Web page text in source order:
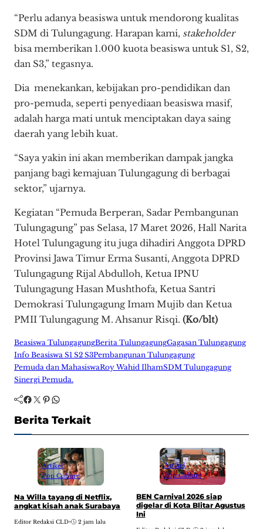
“Perlu adanya beasiswa untuk mendorong kualitas
SDM di Tulungagung. Harapan kami, stakeholder
bisa memberikan 1.000 kuota beasiswa untuk S1, S2,
dan S3,” tegasnya.
Dia menekankan, kebijakan pro-pendidikan dan
pro-pemuda, seperti penyediaan beasiswa masif,
adalah harga mati untuk menciptakan daya saing
daerah yang lebih kuat.
“Saya yakin ini akan memberikan dampak jangka
panjang bagi kemajuan Tulungagung di berbagai
sektor,” ujarnya.
Kegiatan “Pemuda Berperan, Sadar Pembangunan
Tulungagung” pas Selasa, 17 Maret 2026, Hall Narita
Hotel Tulungagung itu juga dihadiri Anggota DPRD
Provinsi Jawa Timur Erma Susanti, Anggota DPRD
Tulungagung Rijal Abdulloh, Ketua IPNU
Tulungagung Hasan Mushthofa, Ketua Santri
Demokrasi Tulungagung Imam Mujib dan Ketua
PMII Tulungagung M. Ahsanur Risqi. (Ko/blt)
Beasiswa TulungagungBerita TulungagungGagasan Tulungagung
Info Beasiswa S1 S2 S3Pembangunan Tulungagung
Pemuda dan MahasiswaRoy Wahid IlhamSDM Tulungagung
Sinergi Pemuda.
Facebook Twitter Pinterest WhatsApp
Berita Terkait
Artikel
Pop Culture
Na Willa tayang di Netflix,
angkat kisah anak Surabaya
Editor Redaksi CLD• 2 jam lalu
Artikel
Pop Culture
BEN Carnival 2026 siap
digelar di Kota Blitar Agustus
Ini